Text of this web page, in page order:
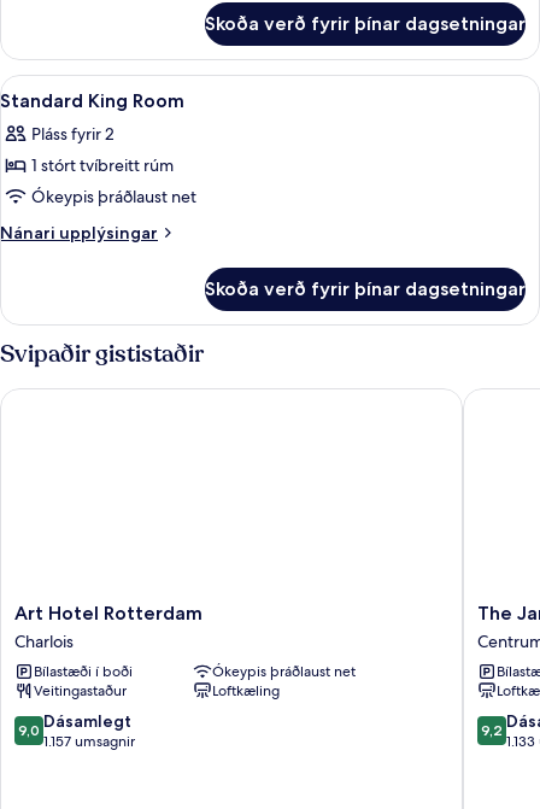
rúm
herbergi
fyrir
tvo,
rúm
Skoða verð fyrir þínar dagsetningar
Skoða
allar
myndir
fyrir
Standard
King
Öryggishólf í herbergi, skrifborð,
5
Standard King Room
Pláss fyrir 2
1 stórt tvíbreitt rúm
Ókeypis þráðlaust net
Nánari upplýsingar
Nánari
King
Skoða verð fyrir þínar dagsetningar
Svipaðir gististaðir
Art
Hotel
Rotterdam
Charlois
Art Hotel Rotterdam
Charlois
Bílastæði í boði
Ókeypis þráðlaust net
Veitingastaður
Loftkæling
9.0
af
9,0 Dásamlegt
1.157 umsagnir
Art Hotel Rotterdam
The
James
Hotel
The
9.2
af
9,2
The